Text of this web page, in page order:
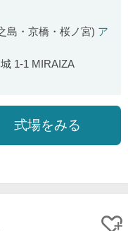
島・京橋・桜ノ宮) ア
1-1 MIRAIZA
式場をみる